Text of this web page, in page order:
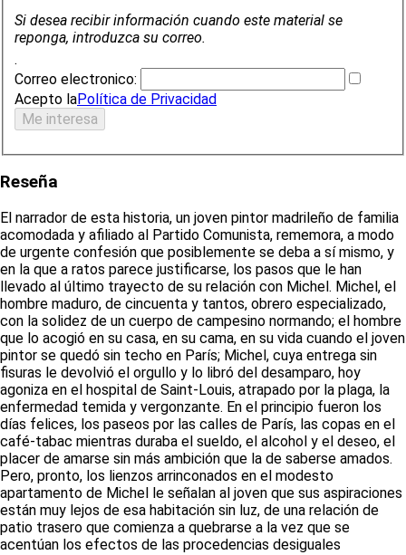
Si desea recibir información cuando este material se
reponga, introduzca su correo.
.
Correo electronico:
Acepto laPolítica de Privacidad
Reseña
El narrador de esta historia, un joven pintor madrileño de familia
acomodada y afiliado al Partido Comunista, rememora, a modo
de urgente confesión que posiblemente se deba a sí mismo, y
en la que a ratos parece justificarse, los pasos que le han
llevado al último trayecto de su relación con Michel. Michel, el
hombre maduro, de cincuenta y tantos, obrero especializado,
con la solidez de un cuerpo de campesino normando; el hombre
que lo acogió en su casa, en su cama, en su vida cuando el joven
pintor se quedó sin techo en París; Michel, cuya entrega sin
fisuras le devolvió el orgullo y lo libró del desamparo, hoy
agoniza en el hospital de Saint-Louis, atrapado por la plaga, la
enfermedad temida y vergonzante. En el principio fueron los
días felices, los paseos por las calles de París, las copas en el
café-tabac mientras duraba el sueldo, el alcohol y el deseo, el
placer de amarse sin más ambición que la de saberse amados.
Pero, pronto, los lienzos arrinconados en el modesto
apartamento de Michel le señalan al joven que sus aspiraciones
están muy lejos de esa habitación sin luz, de una relación de
patio trasero que comienza a quebrarse a la vez que se
acentúan los efectos de las procedencias desiguales